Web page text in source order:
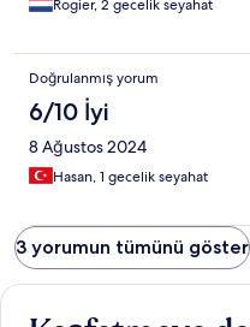
Rogier, 2 gecelik seyahat
Doğrulanmış yorum
6/10 İyi
8 Ağustos 2024
Hasan, 1 gecelik seyahat
3 yorumun tümünü göster